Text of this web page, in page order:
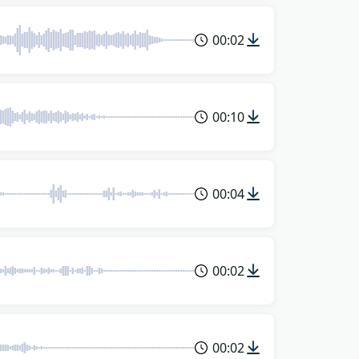
00:02
00:10
00:04
00:02
00:02